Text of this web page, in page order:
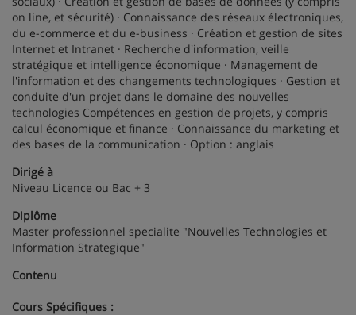
on line, et sécurité) · Connaissance des réseaux électroniques,
du e-commerce et du e-business · Création et gestion de sites
Internet et Intranet · Recherche d'information, veille
stratégique et intelligence économique · Management de
l'information et des changements technologiques · Gestion et
conduite d'un projet dans le domaine des nouvelles
technologies Compétences en gestion de projets, y compris
calcul économique et finance · Connaissance du marketing et
des bases de la communication · Option : anglais
Dirigé à
Niveau Licence ou Bac + 3
Diplôme
Master professionnel specialite "Nouvelles Technologies et
Information Strategique"
Contenu
Cours Spécifiques :